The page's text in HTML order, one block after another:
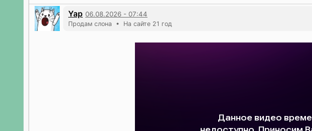
Yap 06.08.2026 - 07:44
Продам слона • На сайте 21 год